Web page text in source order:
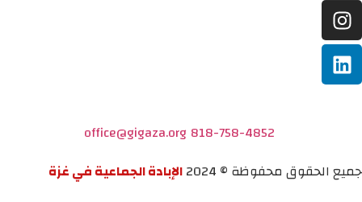
818-758-4852
office@gigaza.org
جميع الحقوق محفوظة © 2024
الإبادة الجماعية في غزة